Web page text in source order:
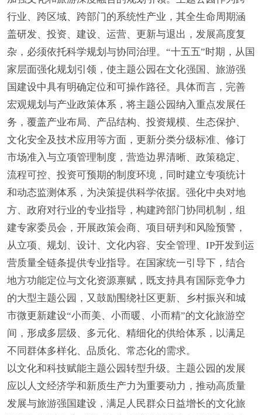
行业、跨区域、跨部门的系统性产业，其全生命周期涵
盖研发、投资、建设、运营、更新与退出，发展高度复
杂，必须依托科学规划与协同治理。“十五五”时期，从国
家层面强化规划引领，使主题公园在文化强国、旅游强
国建设中具有明确定位和可操作路径。具体而言，完善
宏观规划与产业政策体系，将主题公园纳入重点发展任
务，覆盖产业布局、产品结构、投资规模、生态保护、
文化安全及技术应用等方面，更新分类分级标准、修订
市场准入与立项管理制度，营造边界清晰、政策稳定、
流程可控、投资可预期的制度环境，同时建立专项统计
和动态监测体系，为决策提供科学依据。强化中央对地
方、政府对行业的专业指导，构建跨部门协同机制，组
建专家委员会，开展政策会商、项目研判和风险预警，
从立项、规划、设计、文化内容、安全管理、IP开发到运
营质量全链条提供专业指导。在国家统一引导下，结合
地方功能定位与文化资源禀赋，既支持具有国际竞争力
的大型主题公园，又鼓励围绕社区更新、乡村振兴和城
市微更新建设“小而美、小而暖、小而精”的文化旅游空
间，形成多层级、多元化、精细化的供给体系，以满足
不同群体多样化、品质化、常态化的需求。
以文化和科技赋能主题公园转型升级。主题公园的发展
应以人文经济学和新质生产力为重要动力，推动高质量
发展与旅游强国建设，满足人民群众日益增长的文化旅